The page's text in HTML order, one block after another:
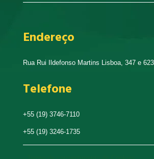
Endereço
Rua Rui Ildefonso Martins Lisboa, 347 e
Telefone
+55 (19) 3746-7110
+55 (19) 3246-1735